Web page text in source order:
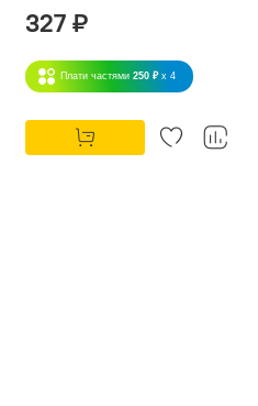
327 ₽
Плати частями 250 ₽ x 4